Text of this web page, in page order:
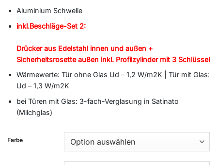
Aluminium Schwelle
inkl.Beschläge-Set 2:
Drücker aus Edelstahl innen und außen +
Sicherheitsrosette außen inkl. Profilzylinder mit 3 Schlüssel
Wärmewerte: Tür ohne Glas Ud – 1,2 W/m2K | Tür mit Glas:
Ud – 1,3 W/m2K
bei Türen mit Glas: 3-fach-Verglasung in Satinato
(Milchglas)
Farbe